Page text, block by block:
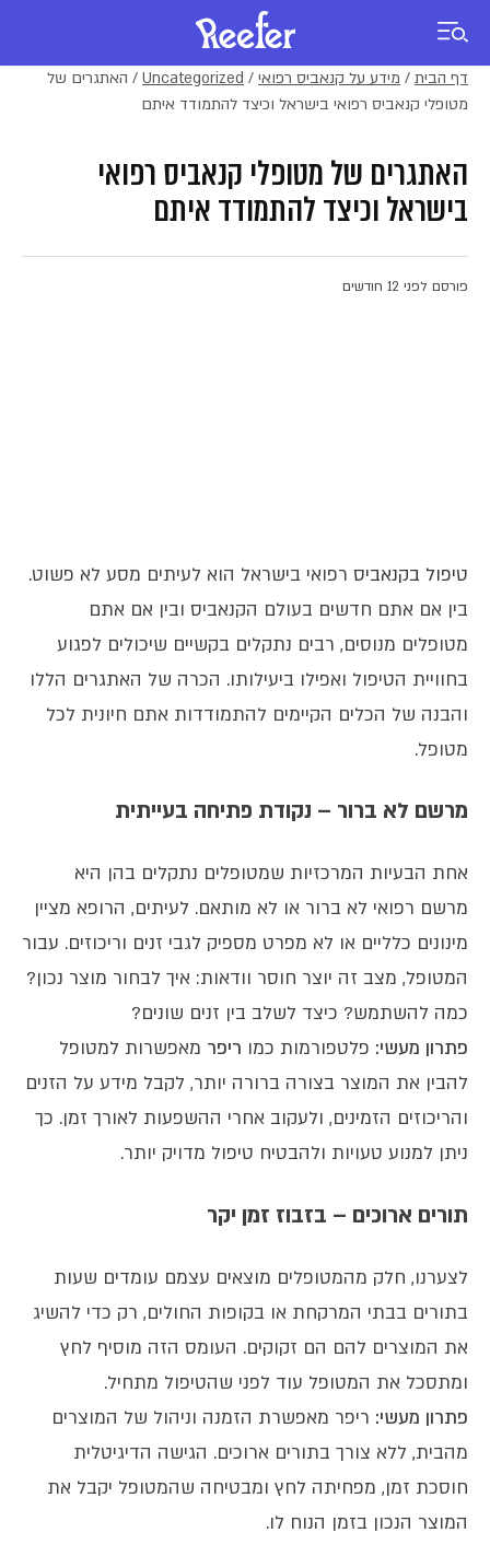
דף הבית / מידע על קנאביס רפואי /
Uncategorized
/ האתגרים של
מטופלי קנאביס רפואי בישראל וכיצד להתמודד איתם
האתגרים של מטופלי קנאביס רפואי
בישראל וכיצד להתמודד איתם
פורסם לפני 12 חודשים
טיפול בקנאביס רפואי בישראל הוא לעיתים מסע לא פשוט.
בין אם אתם חדשים בעולם הקנאביס ובין אם אתם
מטופלים מנוסים, רבים נתקלים בקשיים שיכולים לפגוע
בחוויית הטיפול ואפילו ביעילותו. הכרה של האתגרים הללו
והבנה של הכלים הקיימים להתמודדות אתם חיונית לכל
מטופל.
מרשם לא ברור – נקודת פתיחה בעייתית
אחת הבעיות המרכזיות שמטופלים נתקלים בהן היא
מרשם רפואי לא ברור או לא מותאם. לעיתים, הרופא מציין
מינונים כלליים או לא מפרט מספיק לגבי זנים וריכוזים. עבור
המטופל, מצב זה יוצר חוסר וודאות: איך לבחור מוצר נכון?
כמה להשתמש? כיצד לשלב בין זנים שונים?
פתרון מעשי: פלטפורמות כמו ריפר מאפשרות למטופל
להבין את המוצר בצורה ברורה יותר, לקבל מידע על הזנים
והריכוזים הזמינים, ולעקוב אחרי ההשפעות לאורך זמן. כך
ניתן למנוע טעויות ולהבטיח טיפול מדויק יותר.
תורים ארוכים – בזבוז זמן יקר
לצערנו, חלק מהמטופלים מוצאים עצמם עומדים שעות
בתורים בבתי המרקחת או בקופות החולים, רק כדי להשיג
את המוצרים להם הם זקוקים. העומס הזה מוסיף לחץ
ומתסכל את המטופל עוד לפני שהטיפול מתחיל.
פתרון מעשי: ריפר מאפשרת הזמנה וניהול של המוצרים
מהבית, ללא צורך בתורים ארוכים. הגישה הדיגיטלית
חוסכת זמן, מפחיתה לחץ ומבטיחה שהמטופל יקבל את
המוצר הנכון בזמן הנוח לו.